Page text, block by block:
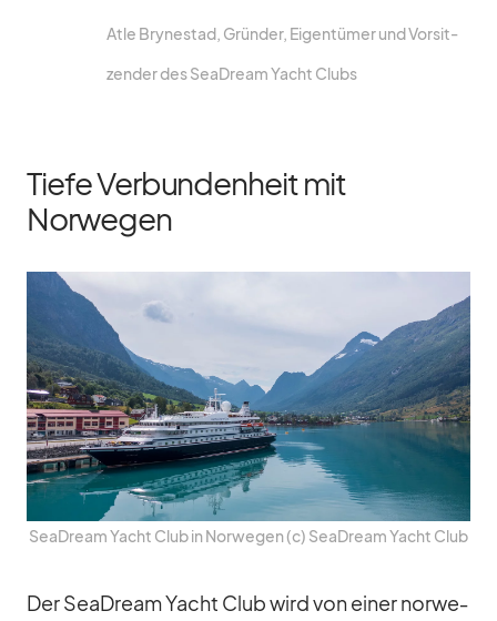
Atle Bry­ne­stad, Grün­der, Ei­gen­tü­mer und Vor­sit­
zen­der des SeaD­ream Yacht Clubs
Tiefe Verbundenheit mit
Norwegen
SeaD­ream Yacht Club in Nor­we­gen (c) SeaD­ream Yacht Club
Der SeaD­ream Yacht Club wird von ei­ner nor­we­